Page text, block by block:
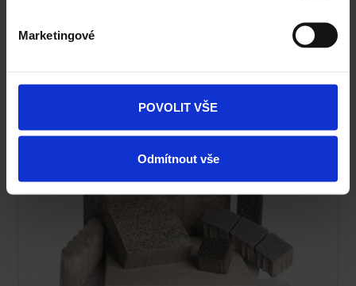
Marketingové
POVOLIT VŠE
Odmítnout vše
Navštivte vzorkovnu Terca